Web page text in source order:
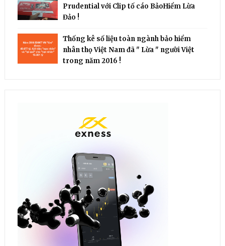
Prudential với Clip tố cáo BảoHiểm Lừa
Đảo !
Thống kê số liệu toàn ngành bảo hiểm
nhân thọ Việt Nam đã " Lừa " người Việt
trong năm 2016 !